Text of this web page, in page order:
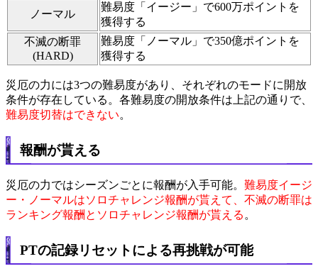
ノーマル
難易度「イージー」で600万ポイントを
獲得する
不滅の断罪
(HARD)
難易度「ノーマル」で350億ポイントを
獲得する
災厄の力には3つの難易度があり、それぞれのモードに開放
条件が存在している。各難易度の開放条件は上記の通りで、
難易度切替はできない。
報酬が貰える
災厄の力ではシーズンごとに報酬が入手可能。 難易度イージ
ー・ノーマルはソロチャレンジ報酬が貰えて、不滅の断罪は
ランキング報酬とソロチャレンジ報酬が貰える 。
PTの記録リセットによる再挑戦が可能